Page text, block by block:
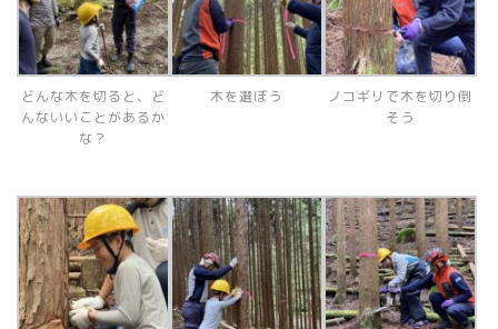
どんな木を切ると、ど
んないいことがあるか
な？
木を選ぼう
ノコギリで木を切り倒
そう